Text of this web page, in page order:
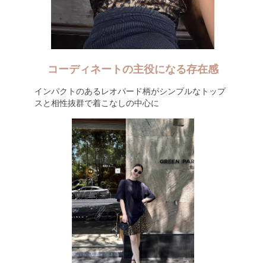
コーディネートの主役になる存在感
インパクトのあるレオパード柄がシンプルなトップ
スと相性抜群で着こなしの中心に